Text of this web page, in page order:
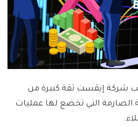
شركة إيڤست ثقة كبيرة من
الصارمة التي تخضع لها عمليات